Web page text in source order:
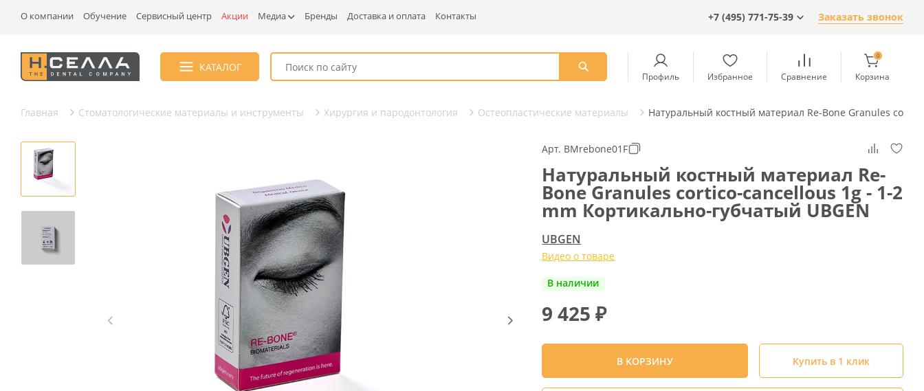
О компании Обучение Сервисный центр Акции Медиа Бренды Доставка и оплата Контакты +7 (495) 771-75-39 Заказать звонок
КАТАЛОГ
Профиль Избранное Сравнение
0
Корзина
Главная Стоматологические материалы и инструменты Хирургия и пародонтология Остеопластические материалы Натуральный костный материал Re-Bone Granules
Арт. BMrebone01F
Натуральный костный материал Re-
Bone Granules cortico-cancellous 1g - 1-2
mm Кортикально-губчатый UBGEN
UBGEN
Видео о товаре
В наличии
9 425₽
В КОРЗИНУ Купить в 1 клик